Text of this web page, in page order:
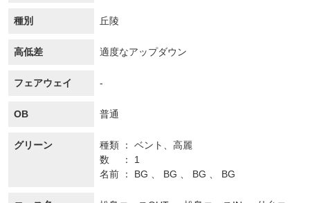
種別 丘陵
高低差 適度なアップダウン
フェアウェイ -
OB 普通
グリーン 種類 ベント、高麗
数
1
名前
BG 、 BG 、 BG 、 BG